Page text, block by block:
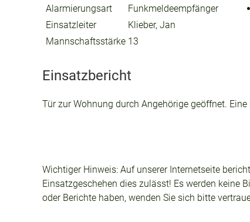
Alarmierungsart
Funkmeldeempfänger
Einsatzleiter
Klieber, Jan
Mannschaftsstärke 13
Einsatzbericht
Tür zur Wohnung durch Angehörige geöffnet.
Wichtiger Hinweis: Auf unserer Internetseite
Einsatzgeschehen dies zulässt! Es werden keine
oder Berichte haben, wenden Sie sich bitte